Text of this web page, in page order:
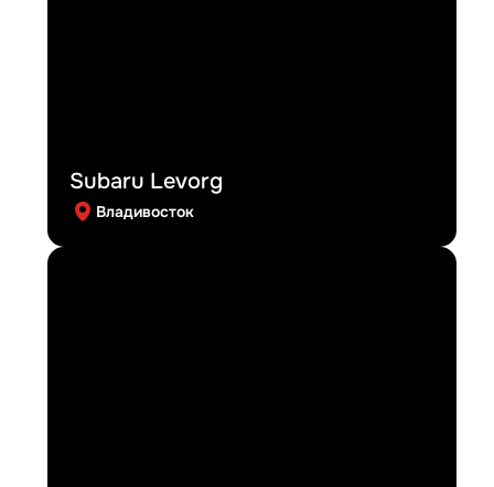
Subaru Levorg
Владивосток